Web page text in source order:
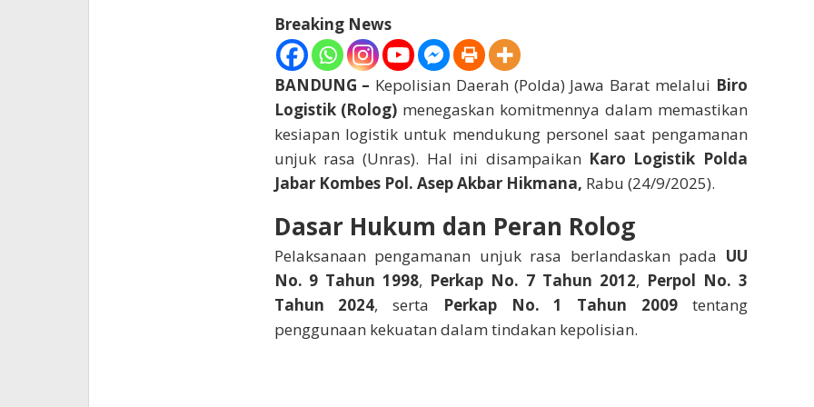
Breaking News
BANDUNG – Kepolisian Daerah (Polda) Jawa Barat melalui Biro
Logistik (Rolog) menegaskan komitmennya dalam memastikan
kesiapan logistik untuk mendukung personel saat pengamanan
unjuk rasa (Unras). Hal ini disampaikan Karo Logistik Polda
Jabar Kombes Pol. Asep Akbar Hikmana, Rabu (24/9/2025).
Dasar Hukum dan Peran Rolog
Pelaksanaan pengamanan unjuk rasa berlandaskan pada UU
No. 9 Tahun 1998, Perkap No. 7 Tahun 2012, Perpol No. 3
Tahun 2024, serta Perkap No. 1 Tahun 2009tentang
penggunaan kekuatan dalam tindakan kepolisian.